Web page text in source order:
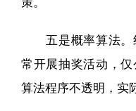
五是概率算法。
常开展抽奖活动，仅
算法程序不透明，实